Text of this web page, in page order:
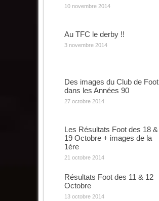
10 novembre 2014
Au TFC le derby !!
3 novembre 2014
Des images du Club de Foot
dans les Années 90
27 octobre 2014
Les Résultats Foot des 18 &
19 Octobre + images de la
1ère
21 octobre 2014
Résultats Foot des 11 & 12
Octobre
13 octobre 2014